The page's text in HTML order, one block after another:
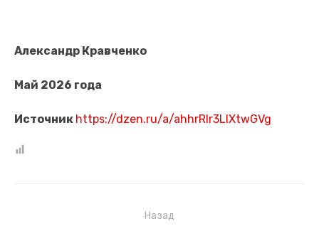
Александр Кравченко
Май 2026 года
Источник https://dzen.ru/a/ahhrRIr3LlXtwGVg
Назад